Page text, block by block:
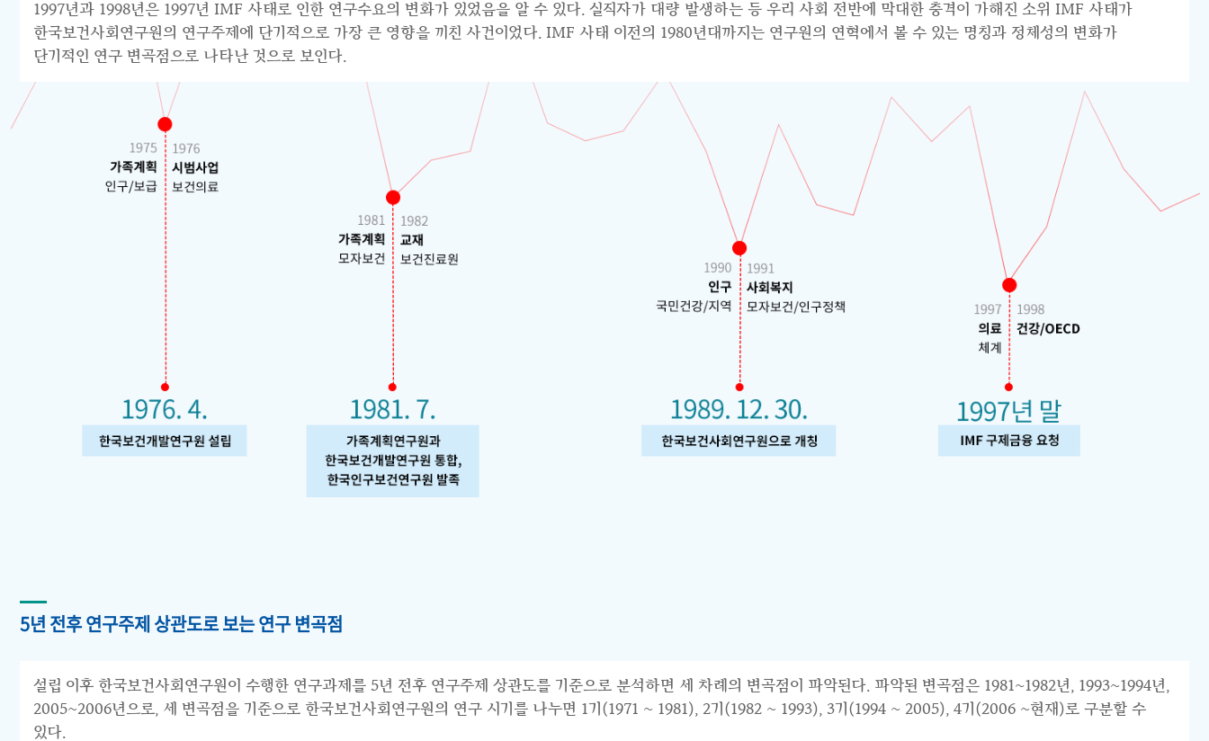
1997년과 1998년은 1997년 IMF 사태로 인한 연구수요의 변화가 있었음을 알 수 있다. 실직자가 대량 발생하는 등 우리 사회 전반에 막대한 충격이 가해진 소위 IMF 사태가
한국보건사회연구원의 연구주제에 단기적으로 가장 큰 영향을 끼친 사건이었다. IMF 사태 이전의 1980년대까지는 연구원의 연혁에서 볼 수 있는 명칭과 정체성의 변화가
단기적인 연구 변곡점으로 나타난 것으로 보인다.
5년 전후 연구주제 상관도로 보는 연구 변곡점
설립 이후 한국보건사회연구원이 수행한 연구과제를 5년 전후 연구주제 상관도를 기준으로 분석하면 세 차례의 변곡점이 파악된다. 파악된 변곡점은 1981~1982년, 1993~1994년,
2005~2006년으로, 세 변곡점을 기준으로 한국보건사회연구원의 연구 시기를 나누면 1기(1971 ~ 1981), 2기(1982 ~ 1993), 3기(1994 ~ 2005), 4기(2006 ~현재)로 구분할 수
있다.